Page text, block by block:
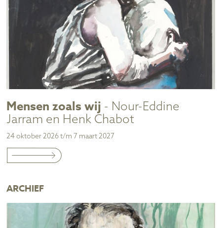
Mensen zoals wij - Nour-Eddine
Jarram en Henk Chabot
24 oktober 2026 t/m 7 maart 2027
ARCHIEF